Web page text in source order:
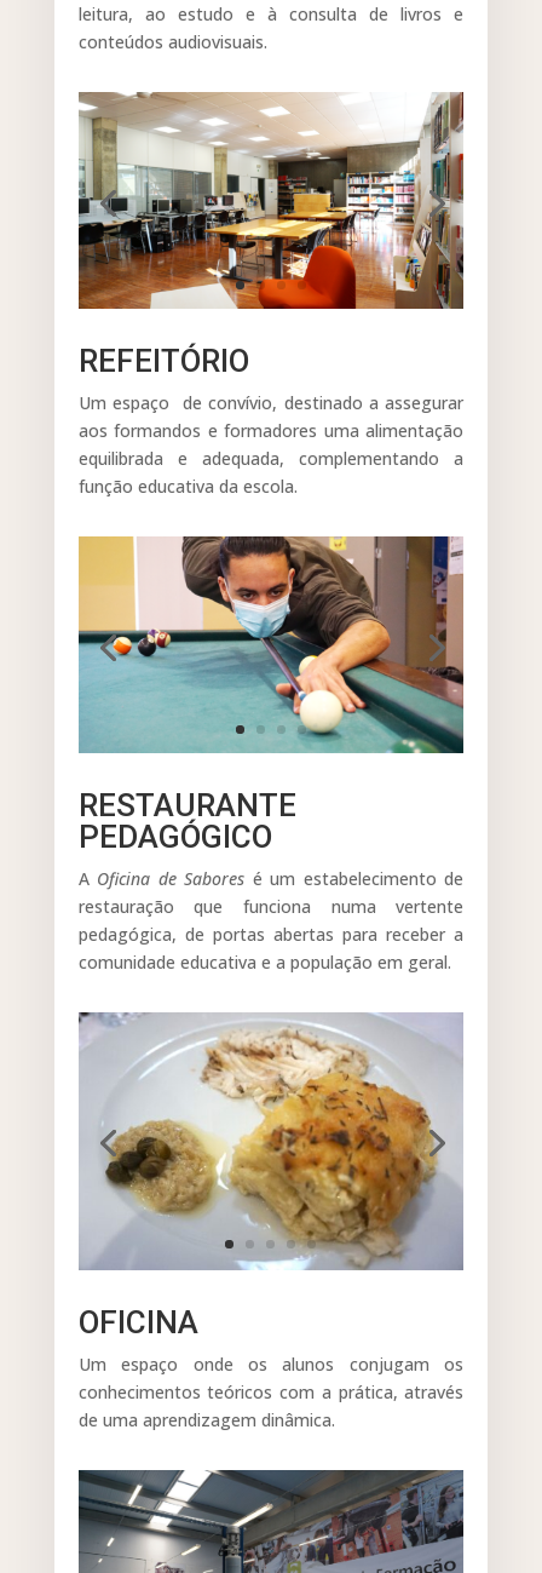
leitura, ao estudo e à consulta de livros e
conteúdos audiovisuais.
REFEITÓRIO
Um espaço de convívio, destinado a assegurar
aos formandos e formadores uma alimentação
equilibrada e adequada, complementando a
função educativa da escola.
RESTAURANTE
PEDAGÓGICO
A Oficina de Sabores é um estabelecimento de
restauração que funciona numa vertente
pedagógica, de portas abertas para receber a
comunidade educativa e a população em geral.
OFICINA
Um espaço onde os alunos conjugam os
conhecimentos teóricos com a prática, através
de uma aprendizagem dinâmica.